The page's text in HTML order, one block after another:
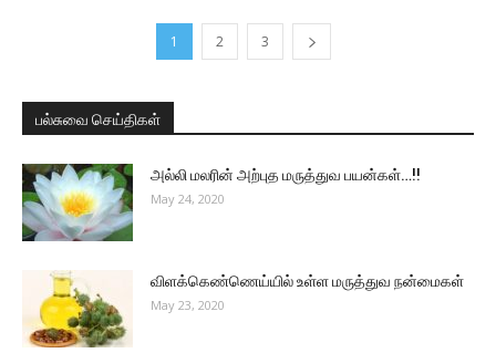
1 2 3
பல்சுவை செய்திகள்
அல்லி மலரின் அற்புத மருத்துவ பயன்கள்…!!
May 24, 2020
விளக்கெண்ணெய்யில் உள்ள மருத்துவ நன்மைகள்
May 23, 2020